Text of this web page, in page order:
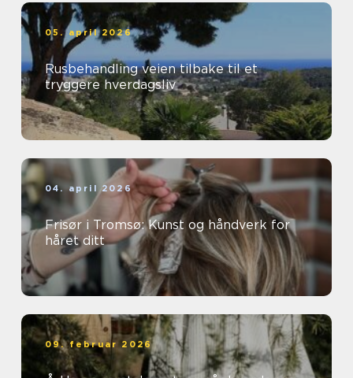
05. april 2026
Rusbehandling veien tilbake til et
tryggere hverdagsliv
04. april 2026
Frisør i Tromsø: Kunst og håndverk for
håret ditt
09. februar 2026